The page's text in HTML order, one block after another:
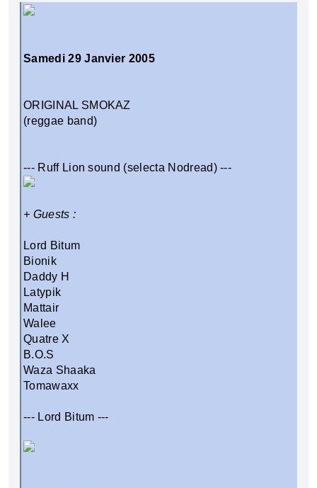
Samedi 29 Janvier 2005
ORIGINAL SMOKAZ
(reggae band)
--- Ruff Lion sound (selecta Nodread) ---
+ Guests :
Lord Bitum
Bionik
Daddy H
Latypik
Mattair
Walee
Quatre X
B.O.S
Waza Shaaka
Tomawaxx
--- Lord Bitum ---